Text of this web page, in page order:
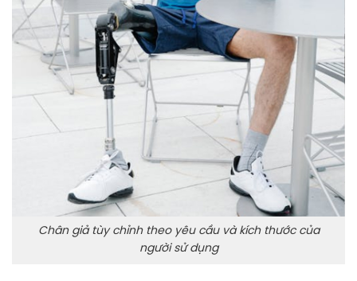
Chân giả tùy chỉnh theo yêu cầu và kích thước của
người sử dụng